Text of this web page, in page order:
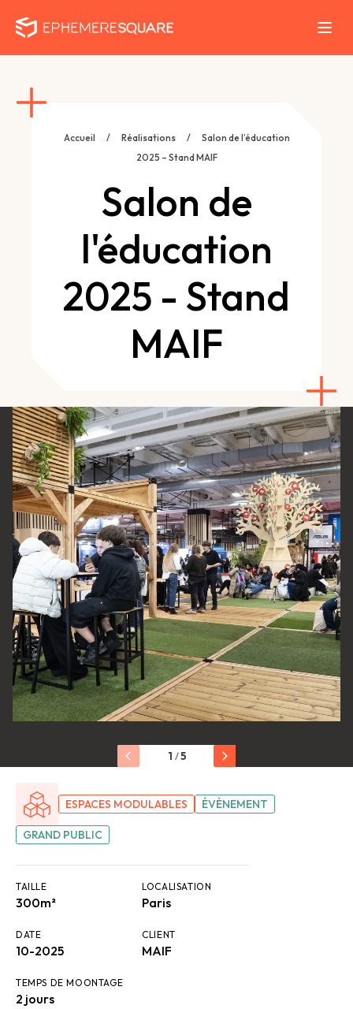
Accueil / Réalisations /
Salon de l’éducation
2025 – Stand MAIF
Salon de
l'éducation
2025 - Stand
MAIF
1 /5
ESPACES MODULABLES ÉVÈNEMENT
GRAND PUBLIC
TAILLE
300m²
LOCALISATION
Paris
DATE
10-2025
CLIENT
MAIF
TEMPS DE MOONTAGE
2 jours